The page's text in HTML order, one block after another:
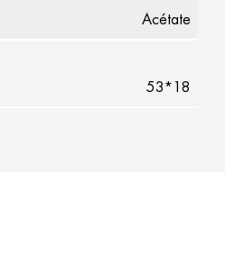
Acétate
53*18